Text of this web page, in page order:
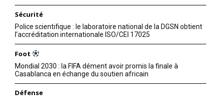
Sécurité
Police scientifique : le laboratoire national de la DGSN obtient
l’accréditation internationale ISO/CEI 17025
Foot
Mondial 2030 : la FIFA dément avoir promis la finale à
Casablanca en échange du soutien africain
Défense